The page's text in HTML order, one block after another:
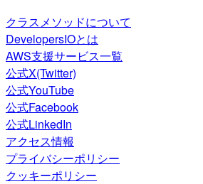
クラスメソッドについて
DevelopersIOとは
AWS支援サービス一覧
公式X(Twitter)
公式YouTube
公式Facebook
公式LinkedIn
アクセス情報
プライバシーポリシー
クッキーポリシー